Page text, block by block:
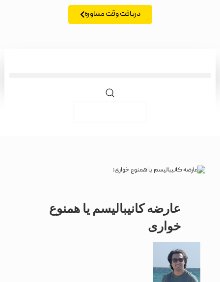
دریافت وقت مشاوره
عارضه کانیبالیسم یا همنوع
خواری